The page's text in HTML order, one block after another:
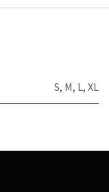
S, M, L, XL